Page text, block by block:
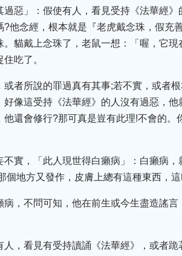
過惡」：假使有人，看見受持《法華經
他念經，根本就是『老虎戴念珠，假充
貓戴上念珠了，老鼠一想：「喔，它
吃了。
或者所說的罪過真有其事;若不實，或者
像這受持《法華經》的人沒有過惡，
還會修行?那可真是豈有此理!不會的
實，「此人現世得白癩病」：白癩病
個地方又發作，皮膚上總有這種東西，這
，不問可知，他在前生或今生盡造謠
人，看見有受持讀誦《法華經》，或者